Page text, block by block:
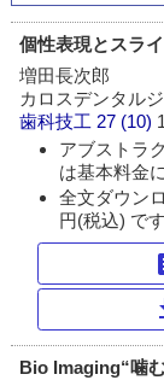
個性表現とスラ
増田長次郎
カロスデンタル
歯科技工 27 (10)
アブストラ
は基本料金
全文ダウン
円(税込) です
Bio Imaging“噛